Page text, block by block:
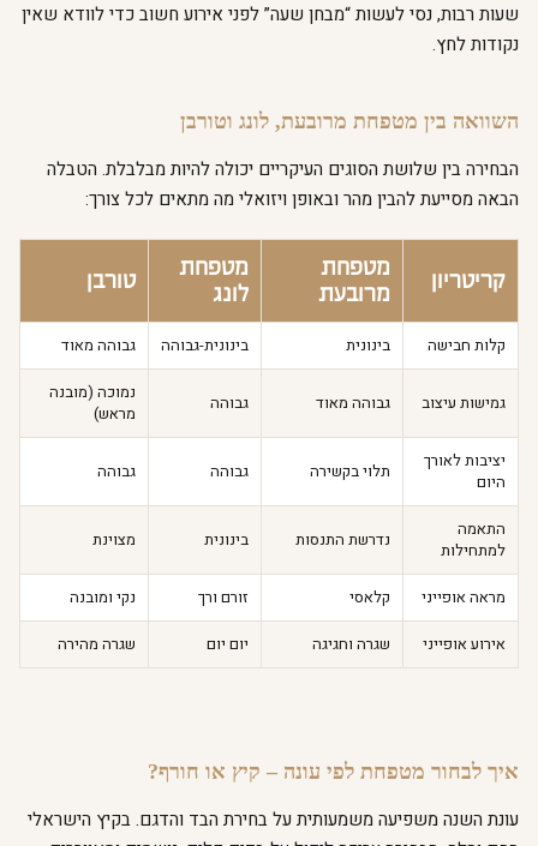
שעות רבות, נסי לעשות “מבחן שעה” לפני אירוע חשוב כדי לוודא שאין
נקודות לחץ.
השוואה בין מטפחת מרובעת, לונג וטורבן
הבחירה בין שלושת הסוגים העיקריים יכולה להיות מבלבלת. הטבלה
הבאה מסייעת להבין מהר ובאופן ויזואלי מה מתאים לכל צורך:
קריטריון
מטפחת
מרובעת
מטפחת
לונג
טורבן
קלות חבישה בינונית בינונית-גבוהה גבוהה מאוד
גמישות עיצוב גבוהה מאוד גבוהה
נמוכה (מובנה
מראש)
יציבות לאורך
היום
תלוי בקשירה גבוהה גבוהה
התאמה
למתחילות
נדרשת התנסות בינונית מצוינת
מראה אופייני קלאסי זורם ורך נקי ומובנה
אירוע אופייני שגרה וחגיגה יום יום שגרה מהירה
איך לבחור מטפחת לפי עונה – קיץ או חורף?
עונת השנה משפיעה משמעותית על בחירת הבד והדגם. בקיץ הישראלי